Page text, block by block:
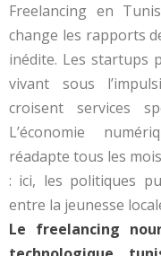
Freelancing en
change les rapports
inédite. Les startups
vivant sous
croisent services
L’économie
réadapte tous les
: ici, les politiques
entre la jeunesse
Le freelancing